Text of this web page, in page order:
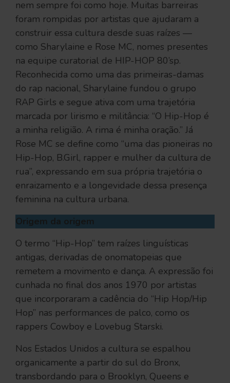
nem sempre foi como hoje. Muitas barreiras
foram rompidas por artistas que ajudaram a
construir essa cultura desde suas raízes —
como Sharylaine e Rose MC, nomes presentes
na equipe curatorial de HIP-HOP 80’sp.
Reconhecida como uma das primeiras-damas
do rap nacional, Sharylaine fundou o grupo
RAP Girls e segue ativa com uma trajetória
marcada por lirismo e militância: “O Hip-Hop é
a minha religião. A rima é minha oração.” Já
Rose MC se define como “uma das pioneiras no
Hip-Hop, B.Girl, rapper e mulher da cultura de
rua”, expressando em sua própria trajetória o
enraizamento e a longevidade dessa presença
feminina na cultura urbana.
Origem da origem
O termo “Hip-Hop” tem raízes linguísticas
antigas, derivadas de onomatopeias que
remetem a movimento e dança. A expressão foi
cunhada no final dos anos 1970 por artistas
que incorporaram a cadência do “Hip Hop/Hip
Hop” nas performances de palco, como os
rappers Cowboy e Lovebug Starski.
Nos Estados Unidos a cultura se espalhou
organicamente a partir do sul do Bronx,
transbordando para o Brooklyn, Queens e